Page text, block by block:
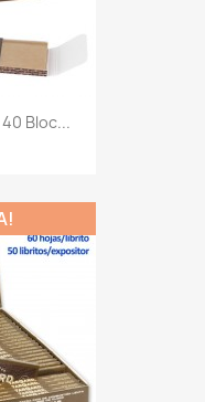
Bloc...